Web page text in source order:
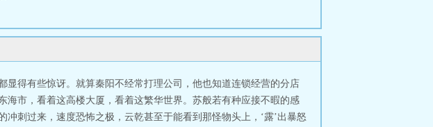
得有些惊讶。就算秦阳不经常打理公司，他也知道连锁经营的分店
市，看着这高楼大厦，看着这繁华世界。苏般若有种应接不暇的感
刺过来，速度恐怖之极，云乾甚至于能看到那怪物头上，‘露’出暴怒